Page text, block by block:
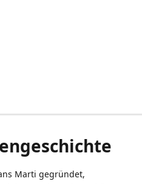
Marti gegründet,